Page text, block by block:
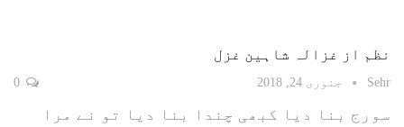
نظم از غزالہ شاہین غزل
Sehr جنوری 24, 2018
سورج بنا دیا کبھی چندا بنا دیا تو نے مرا